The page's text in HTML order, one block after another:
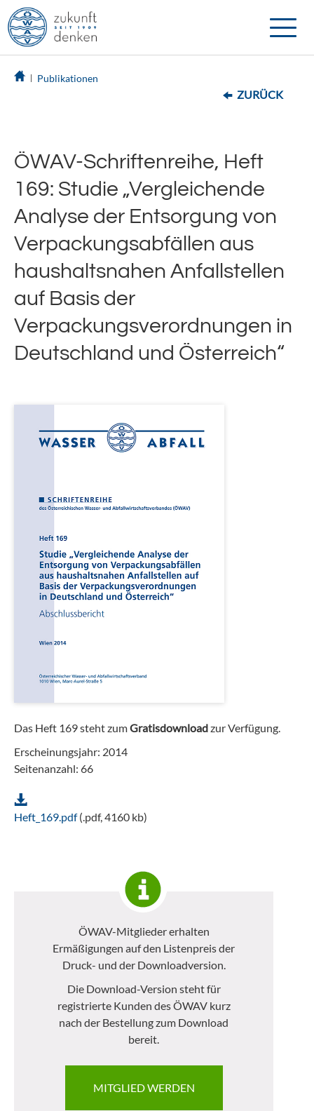
Toggle
Publikationen
ZURÜCK
ÖWAV-Schriftenreihe, Heft
169: Studie „Vergleichende
Analyse der Entsorgung von
Verpackungsabfällen aus
haushaltsnahen Anfallstellen
auf Basis der
Verpackungsverordnungen in
Deutschland und Österreich“
Das Heft 169 steht zumGratisdownloadzur Verfügung.
Erscheinungsjahr: 2014
Seitenanzahl: 66
Heft_169.pdf(.pdf, 4160 kb)
ÖWAV-Mitglieder erhalten
Ermäßigungen auf den Listenpreis der
Druck- und der Downloadversion.
Die Download-Version steht für
registrierte Kunden des ÖWAV kurz
nach der Bestellung zum Download
bereit.
MITGLIED WERDEN